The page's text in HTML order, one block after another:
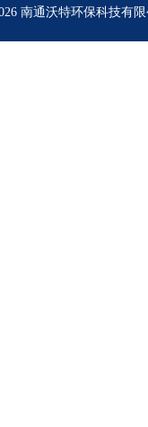
南通沃特环保科技有